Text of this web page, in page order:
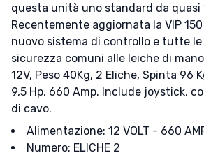
questa unità uno standard da quasi
Recentemente aggiornata la VIP
nuovo sistema di controllo e tutte
sicurezza comuni alle leiche di
12V, Peso 40Kg, 2 Eliche, Spinta 96
9,5 Hp, 660 Amp. Include joystick,
di cavo.
Alimentazione: 12 VOLT - 660
Numero: ELICHE 2